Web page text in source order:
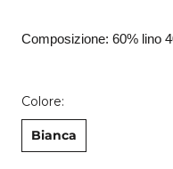
Composizione: 60% lino
Colore:
Bianca